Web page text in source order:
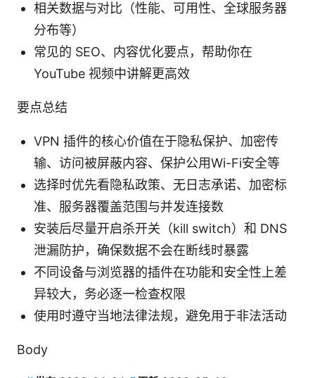
相关数据与对比（性能、可用性、全球服务器
分布等）
常见的 SEO、内容优化要点，帮助你在
YouTube 视频中讲解更高效
要点总结
VPN 插件的核心价值在于隐私保护、加密传
输、访问被屏蔽内容、保护公用Wi-Fi安全等
选择时优先看隐私政策、无日志承诺、加密标
准、服务器覆盖范围与并发连接数
安装后尽量开启杀开关（kill switch）和 DNS
泄漏防护，确保数据不会在断线时暴露
不同设备与浏览器的插件在功能和安全性上差
异较大，务必逐一检查权限
使用时遵守当地法律法规，避免用于非法活动
Body